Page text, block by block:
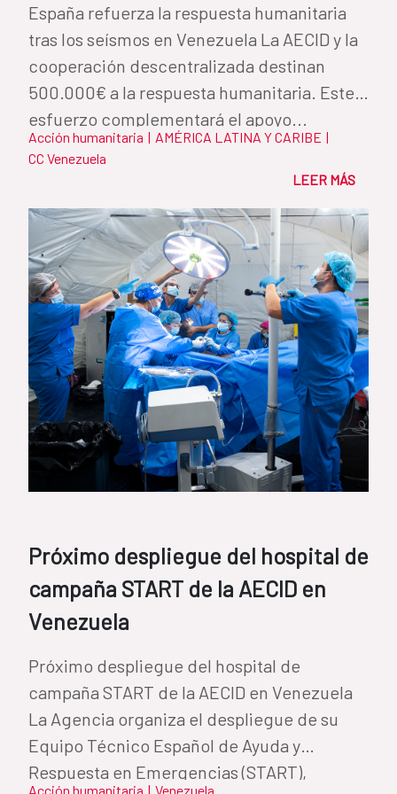
España refuerza la respuesta humanitaria
tras los seísmos en Venezuela La AECID y la
cooperación descentralizada destinan
500.000€ a la respuesta humanitaria. Este
esfuerzo complementará el apoyo...
Acción humanitaria | AMÉRICA LATINA Y CARIBE |
CC Venezuela
LEER MÁS
Próximo despliegue del hospital de
campaña START de la AECID en
Venezuela
Próximo despliegue del hospital de
campaña START de la AECID en Venezuela
La Agencia organiza el despliegue de su
Equipo Técnico Español de Ayuda y
Respuesta en Emergencias (START),
Acción humanitaria | Venezuela